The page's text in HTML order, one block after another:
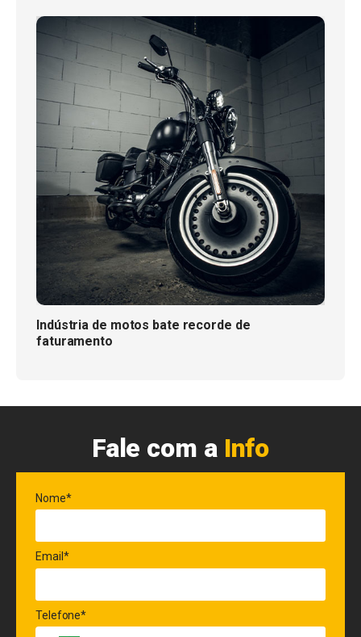
Indústria de motos bate recorde de
faturamento
Fale com a Info
Nome*
Email*
Telefone*